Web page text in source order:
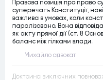
Правова позиція про право
суперечать Конституції,
важлива в умовах, коли
паралізовано. Вона
як акту прямої дії (ст. 8
баланс між гілками влади.
Михайло адвокат